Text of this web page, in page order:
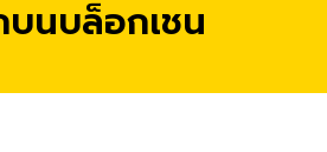
นบล็อกเชน